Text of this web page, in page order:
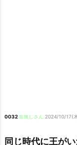
0032名無しさん 2024/10/17(
同じ時代に王が